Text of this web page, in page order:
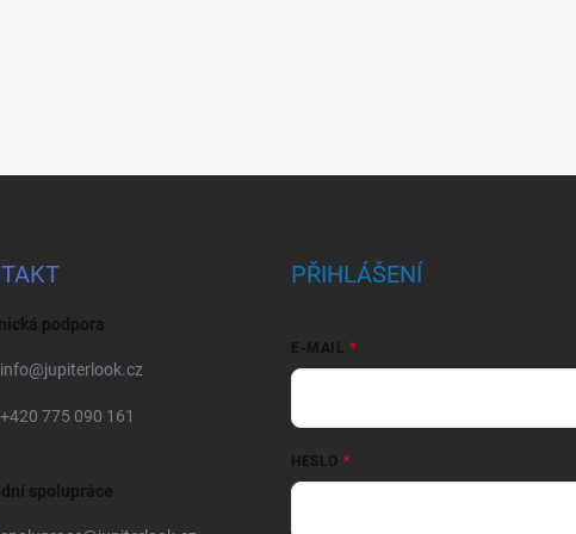
podpora
info@jupiterlook.cz
+420 775 090 161
spolupráce
PŘIHLÁŠENÍ
E-MAIL
HESLO